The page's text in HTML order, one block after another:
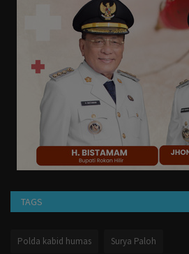
TAGS
Polda kabid humas Surya Paloh